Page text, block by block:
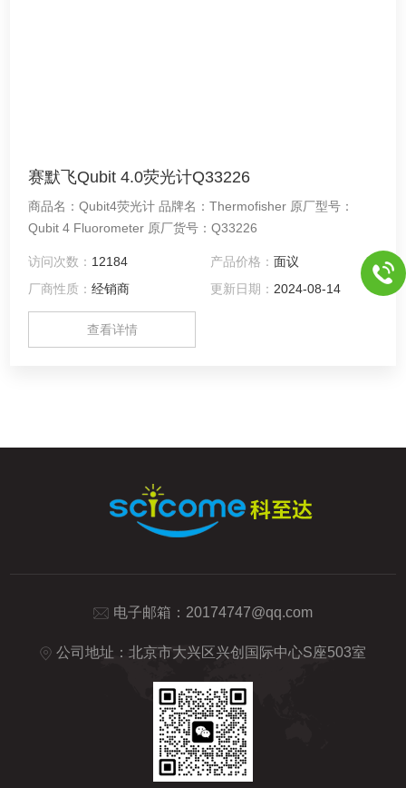
赛默飞Qubit 4.0荧光计Q33226
商品名：Qubit4荧光计 品牌名：Thermofisher 原厂型号：
Qubit 4 Fluorometer 原厂货号：Q33226
访问次数： 12184 产品价格： 面议
厂商性质：经销商 更新日期： 2024-08-14
查看详情
电子邮箱： 20174747@qq.com
公司地址：北京市大兴区兴创国际中心S座503室